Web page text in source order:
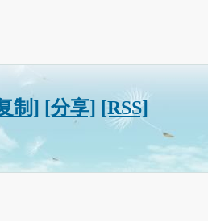
制] [分享] [RSS]